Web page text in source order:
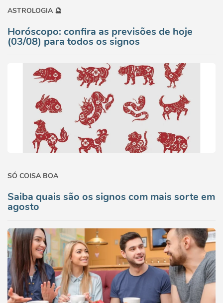
ASTROLOGIA 🔮
Horóscopo: confira as previsões de hoje
(03/08) para todos os signos
SÓ COISA BOA
Saiba quais são os signos com mais sorte em
agosto